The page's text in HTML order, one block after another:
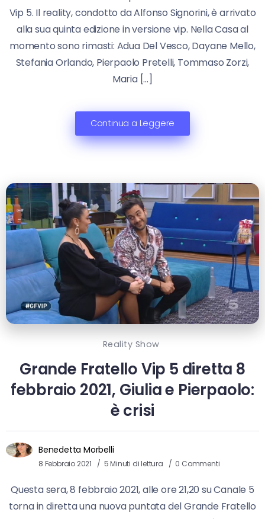
Vip 5. Il reality, condotto da Alfonso Signorini, è arrivato
alla sua quinta edizione in versione vip. Nella Casa al
momento sono rimasti: Adua Del Vesco, Dayane Mello,
Stefania Orlando, Pierpaolo Pretelli, Tommaso Zorzi,
Maria […]
Continua a Leggere
Reality Show
Grande Fratello Vip 5 diretta 8
febbraio 2021, Giulia e Pierpaolo:
è crisi
Benedetta Morbelli
8 Febbraio 2021 5 Minuti di lettura 0 Commenti
Questa sera, 8 febbraio 2021, alle ore 21,20 su Canale 5
torna in diretta una nuova puntata del Grande Fratello